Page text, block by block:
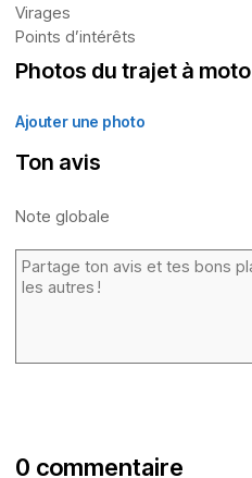
Virages
Points d’intérêts
Photos du trajet à moto
Ajouter une photo
Ton avis
Note globale
0 commentaire